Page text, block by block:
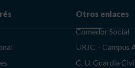
Otros enlaces
Comedor Social
URJC – Campus
C. U. Guardia